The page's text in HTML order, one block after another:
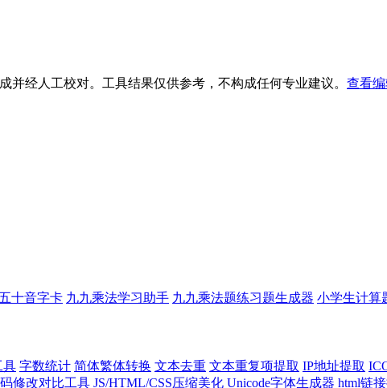
经人工校对。工具结果仅供参考，不构成任何专业建议。 查看
五十音字卡 九九乘法学习助手 九九乘法题练习题生成器 小学生计算
具 字数统计 简体繁体转换 文本去重 文本重复项提取 IP地址提取
修改对比工具 JS/HTML/CSS压缩美化 Unicode字体生成器 html链